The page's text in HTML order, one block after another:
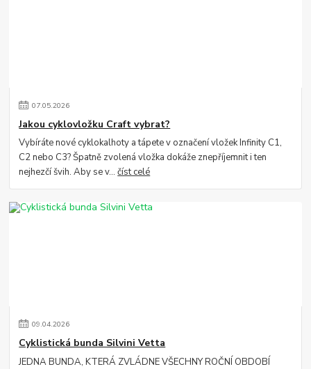
07.05.2026
Jakou cyklovložku Craft vybrat?
Vybíráte nové cyklokalhoty a tápete v označení vložek Infinity C1,
C2 nebo C3? Špatně zvolená vložka dokáže znepříjemnit i ten
nejhezčí švih. Aby se v...číst celé
09.04.2026
Cyklistická bunda Silvini Vetta
JEDNA BUNDA, KTERÁ ZVLÁDNE VŠECHNY ROČNÍ OBDOBÍ